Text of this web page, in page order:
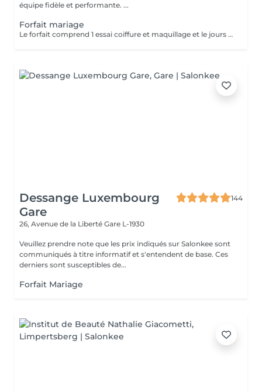
équipe fidèle et performante. ...
Forfait mariage
Le forfait comprend 1 essai coiffure et maquillage et le jours du mariage
Dessange Luxembourg
Gare
144
26, Avenue de la Liberté Gare L-1930
Veuillez prendre note que les prix indiqués sur Salonkee sont
communiqués à titre informatif et s'entendent de base. Ces
derniers sont susceptibles de...
Forfait Mariage